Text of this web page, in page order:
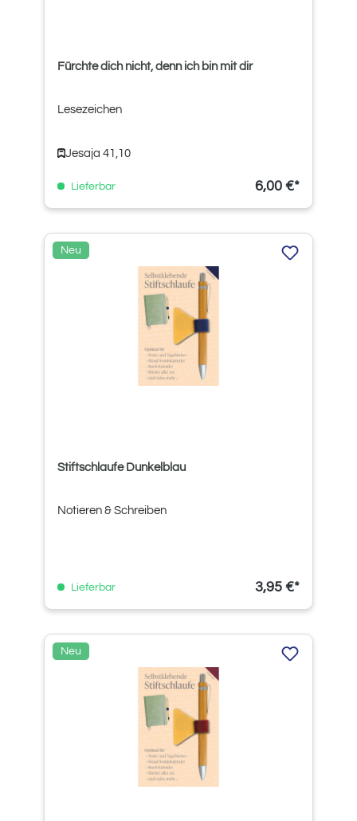
Fürchte dich nicht, denn ich bin mit dir
Lesezeichen
Jesaja 41,10
Lieferbar 6,00 €*
Neu
Stiftschlaufe Dunkelblau
Notieren & Schreiben
Lieferbar 3,95 €*
Neu